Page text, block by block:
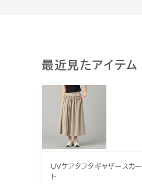
最近見たアイテム
UVケアタフタギャザースカー
ト